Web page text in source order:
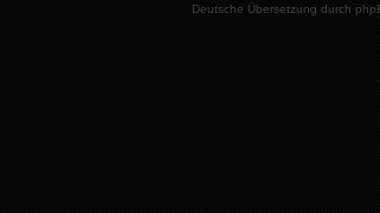
Deutsche Übersetzung durch